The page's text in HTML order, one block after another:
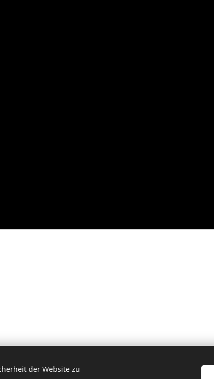
© 2026 by Dr. Andrea Christoph-Gaugusch
der Website zu